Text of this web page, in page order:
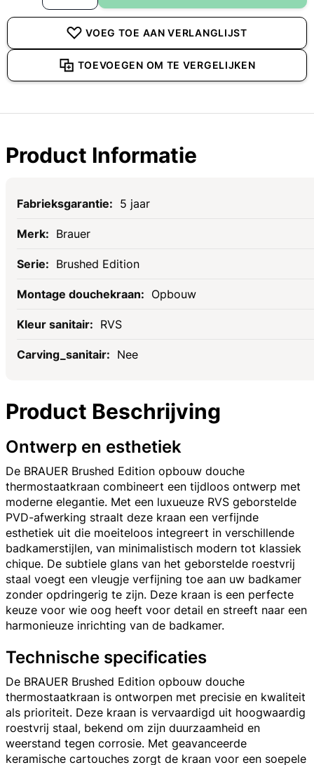
VOEG TOE AAN VERLANGLIJST
TOEVOEGEN OM TE VERGELIJKEN
Product Informatie
Specificaties
5 jaar
Brauer
Brushed Edition
Opbouw
RVS
Nee
Product Beschrijving
Ontwerp en esthetiek
De BRAUER Brushed Edition opbouw douche
thermostaatkraan combineert een tijdloos ontwerp met
moderne elegantie. Met een luxueuze RVS geborstelde
PVD-afwerking straalt deze kraan een verfijnde
esthetiek uit die moeiteloos integreert in verschillende
badkamerstijlen, van minimalistisch modern tot klassiek
chique. De subtiele glans van het geborstelde roestvrij
staal voegt een vleugje verfijning toe aan uw badkamer
zonder opdringerig te zijn. Deze kraan is een perfecte
keuze voor wie oog heeft voor detail en streeft naar een
harmonieuze inrichting van de badkamer.
Technische specificaties
De BRAUER Brushed Edition opbouw douche
thermostaatkraan is ontworpen met precisie en kwaliteit
als prioriteit. Deze kraan is vervaardigd uit hoogwaardig
roestvrij staal, bekend om zijn duurzaamheid en
weerstand tegen corrosie. Met geavanceerde
keramische cartouches zorgt de kraan voor een soepele